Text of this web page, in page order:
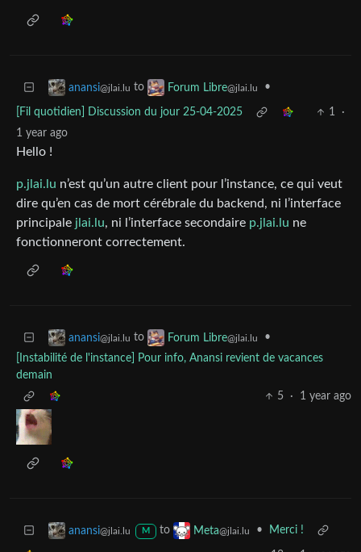
anansi@jlai.lu to Forum Libre@jlai.lu •
[Fil quotidien] Discussion du jour 25-04-2025 1
·
1 year ago
Hello !
p.jlai.lu n’est qu’un autre client pour l’instance, ce qui veut
dire qu’en cas de mort cérébrale du backend, ni l’interface
principale jlai.lu, ni l’interface secondaire p.jlai.lu ne
fonctionneront correctement.
anansi@jlai.lu to Forum Libre@jlai.lu
•
[Instabilité de l'instance] Pour info, Anansi revient de vacances
demain
5
· 1 year ago
anansi@jlai.lu M to Meta@jlai.lu • Merci !